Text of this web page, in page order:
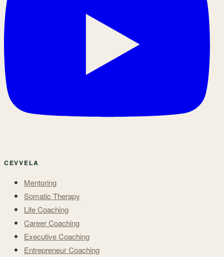
CEVVELA
Mentoring
Somatic Therapy
Life Coaching
Career Coaching
Executive Coaching
Entrepreneur Coaching